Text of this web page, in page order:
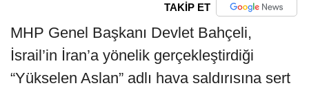
TAKİP ET
MHP Genel Başkanı Devlet Bahçeli,
İsrail’in İran’a yönelik gerçekleştirdiği
“Yükselen Aslan” adlı hava saldırısına sert